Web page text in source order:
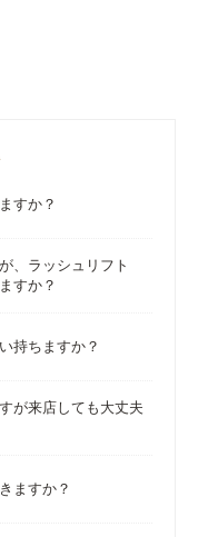
すか？
、ラッシュリフト
すか？
持ちますか？
が来店しても大丈夫
ますか？